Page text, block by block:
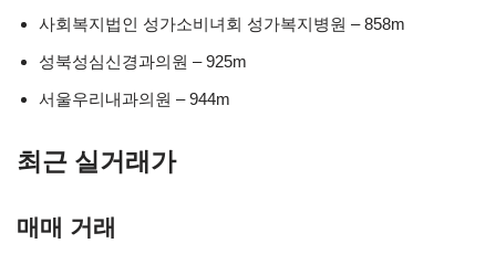
사회복지법인 성가소비녀회 성가복지병원 – 858m
성북성심신경과의원 – 925m
서울우리내과의원 – 944m
최근 실거래가
매매 거래